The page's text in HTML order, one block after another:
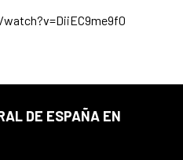
DE ESPAÑA EN